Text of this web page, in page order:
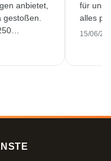
anbietet,
für
alles
15/06/